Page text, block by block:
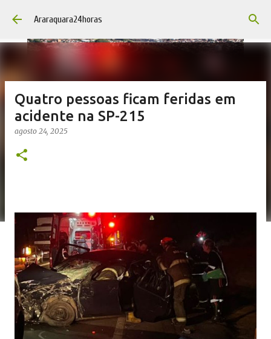
Pular para o conteúdo principal
Araraquara24horas
Quatro pessoas ficam feridas em
acidente na SP-215
agosto 24, 2025